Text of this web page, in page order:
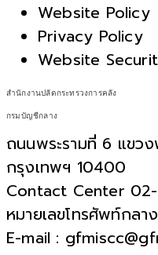
Website Policy
Privacy Policy
Website
สำนักงานปลัดกระทรวงการคลัง
กรมบัญชีกลาง
ถนนพระรามที่ 6 แขว
กรุงเทพฯ 10400
Contact Center
หมายเลขโทรศัพท์กล
E-mail :